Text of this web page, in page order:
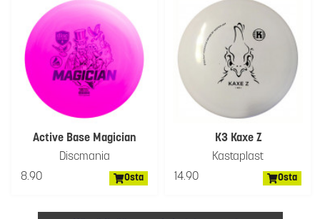
Active Base Magician
Discmania
8.90
Osta
K3 Kaxe Z
Kastaplast
14.90
Osta